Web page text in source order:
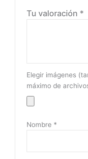
Tu valoración *
Elegir imágenes
máximo de
Nombre *